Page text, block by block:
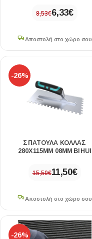
8,53€6,33€
Αποστολή στο χώρο σου
-26%
ΣΠΑΤΟΥΛΑ ΚΟΛΛΑΣ
280X115MM 08MM BIHUI
15,50€11,50€
Αποστολή στο χώρο σου
-26%